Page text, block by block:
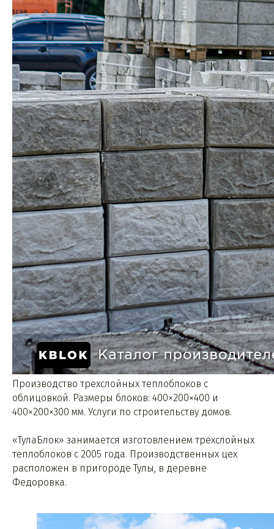
Производство трехслойных теплоблоков с
облицовкой. Размеры блоков: 400×200×400 и
400×200×300 мм. Услуги по строительству домов.
«ТулаБлок» занимается изготовлением трехслойных
теплоблоков с 2005 года. Производственных цех
расположен в пригороде Тулы, в деревне
Федоровка.